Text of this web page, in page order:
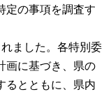
定の事項を調査す
ました。各特別委
画に基づき、県の
るとともに、県内